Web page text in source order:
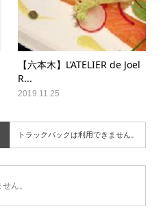
【六本木】L’ATELIER de Joel
R...
2019.11.25
トラックバックは利用できません。
ん。